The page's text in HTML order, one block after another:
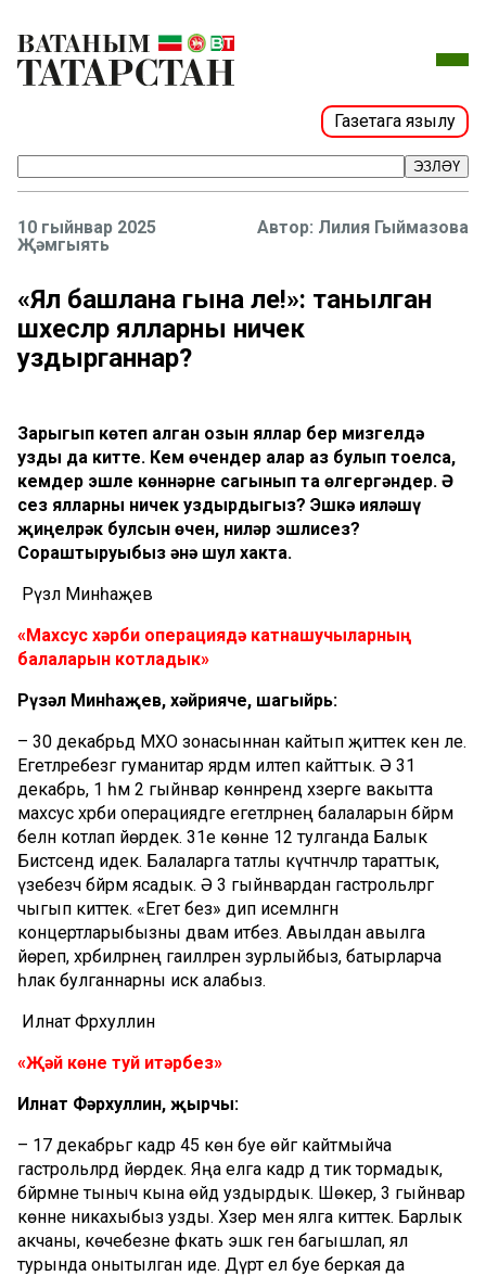
Газетага язылу
ЭЗЛӘҮ
10 гыйнвар 2025
Җәмгыять
Лилия Гыймазова
«Ял башлана гына әле!»: танылган
шәхесләр ялларны ничек
уздырганнар?
Зарыгып көтеп алган озын яллар бер мизгелдә
узды да китте. Кем өчендер алар аз булып тоелса,
кемдер эшле көннәрне сагынып та өлгергәндер. Ә
сез ялларны ничек уздырдыгыз? Эшкә ияләшү
җиңелрәк булсын өчен, ниләр эшлисез?
Сораштыруыбыз әнә шул хакта.
Рүзәл Минһаҗев
«Махсус хәрби операциядә катнашучыларның
балаларын котладык»
Рүзәл Минһаҗев, хәйрияче, шагыйрь:
– 30 декабрьдә МХО зонасыннан кайтып җиттек кенә әле.
Егетләребезгә гуманитар ярдәм илтеп кайттык. Ә 31
декабрь, 1 һәм 2 гыйнвар көннәрендә хәзерге вакытта
махсус хәрби операциядәге егетләрнең балаларын бәйрәм
белән котлап йөрдек. 31е көнне 12 тулганда Балык
Бистәсендә идек. Балаларга татлы күчтәнәчләр тараттык,
үзебезчә бәйрәм ясадык. Ә 3 гыйнвардан гастрольләргә
чыгып киттек. «Егет без» дип исемләнгән
концертларыбызны дәвам итәбез. Авылдан авылга
йөреп, хәрбиләрнең гаиләләрен зурлыйбыз, батырларча
һәлак булганнарны искә алабыз.
Илнат Фәрхуллин
«Җәй көне туй итәрбез»
Илнат Фәрхуллин, җырчы:
– 17 декабрьгә кадәр 45 көн буе өйгә кайтмыйча
гастрольләрдә йөрдек. Яңа елга кадәр дә тик тормадык, ә
бәйрәмне тыныч кына өйдә уздырдык. Шөкер, 3 гыйнвар
көнне никахыбыз узды. Хәзер менә ялга киттек. Барлык
акчаны, көчебезне фәкать эшкә генә багышлап, ял
турында онытылган иде. Дүрт ел буе беркая да